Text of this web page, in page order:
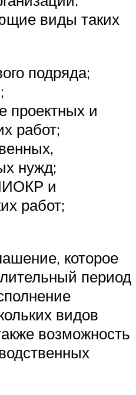
виды таких
подряда;
проектных и
работ;
нужд;
и
работ;
которое
период
видов
возможность